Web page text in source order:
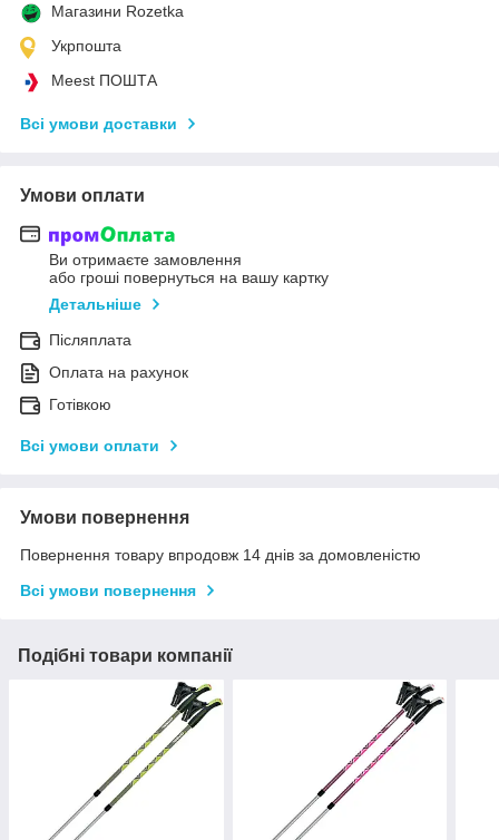
Магазини Rozetka
Укрпошта
Meest ПОШТА
Всі умови доставки
Умови оплати
Ви отримаєте замовлення
або гроші повернуться на вашу картку
Детальніше
Післяплата
Оплата на рахунок
Готівкою
Всі умови оплати
Умови повернення
Повернення товару впродовж 14 днів за домовленістю
Всі умови повернення
Подібні товари компанії